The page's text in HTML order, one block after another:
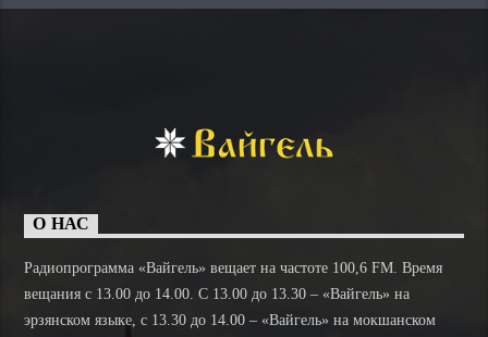
О НАС
Радиопрограмма «Вайгель» вещает на частоте 100,6 FM. Время
вещания с 13.00 до 14.00. C 13.00 до 13.30 – «Вайгель» на
эрзянском языке, с 13.30 до 14.00 – «Вайгель» на мокшанском